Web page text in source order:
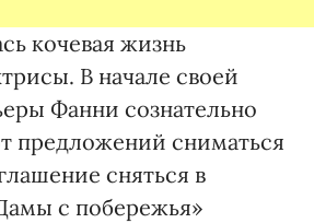
кочевая жизнь
В начале своей
Фанни сознательно
предложений сниматься
сняться в
с побережья»